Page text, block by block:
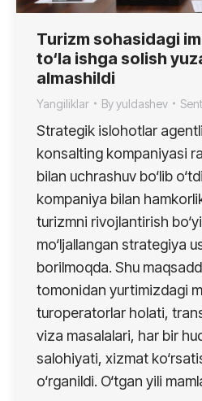
Turizm sohasidagi
to‘la ishga solish
almashildi
Yangiliklar Byyuldashev
Strategik islohotlar
konsalting kompaniyasi
bilan uchrashuv bo‘lib
kompaniya bilan
turizmni rivojlantirish
mo‘ljallangan strategiya
borilmoqda. Shu
tomonidan yurtimizdagi
turoperatorlar holati,
viza masalalari, har bir
salohiyati, xizmat
o‘rganildi. O‘tgan yili